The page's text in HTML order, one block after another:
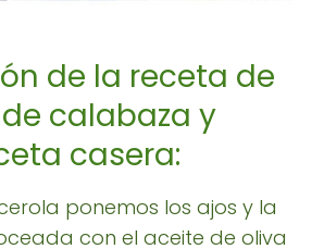
de la receta de
calabaza y
casera:
ponemos los ajos y la
con el aceite de oliva